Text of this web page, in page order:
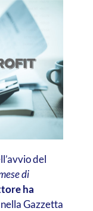
del
di
ha
nella Gazzetta